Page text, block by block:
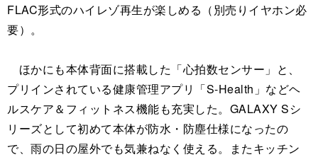
FLAC形式のハイレゾ再生が楽しめる（別売りイヤホン必
要）。
ほかにも本体背面に搭載した「心拍数センサー」と、
プリインされている健康管理アプリ「S-Health」などヘ
ルスケア＆フィットネス機能も充実した。GALAXY Sシ
リーズとして初めて本体が防水・防塵仕様になったの
で、雨の日の屋外でも気兼ねなく使える。またキッチン